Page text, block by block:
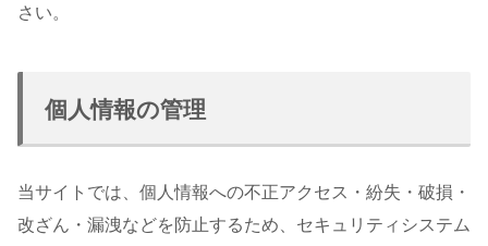
さい。
個人情報の管理
当サイトでは、個人情報への不正アクセス・紛失・破損・
改ざん・漏洩などを防止するため、セキュリティシステム